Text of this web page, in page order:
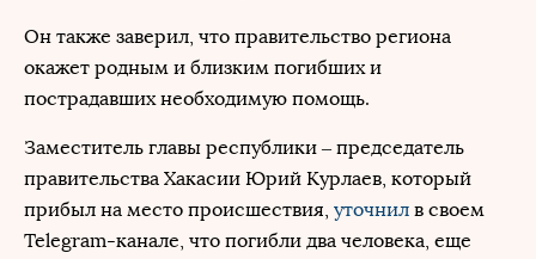
Он также заверил, что правительство региона
окажет родным и близким погибших и
пострадавших необходимую помощь.
Заместитель главы республики – председатель
правительства Хакасии Юрий Курлаев, который
прибыл на место происшествия, уточнил в своем
Telegram-канале, что погибли два человека, еще